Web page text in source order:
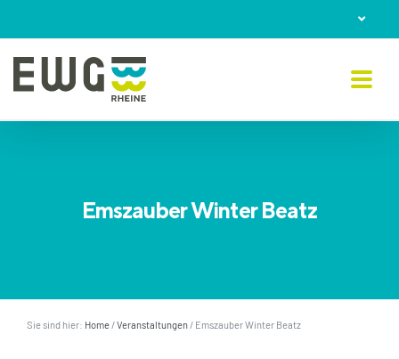
to
content
Emszauber Winter Beatz
Sie sind hier: Home/Veranstaltungen/ Emszauber Winter Beatz